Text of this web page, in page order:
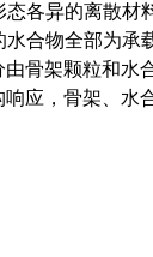
各异的离散材
合物全部为承
骨架颗粒和水
应，骨架、水